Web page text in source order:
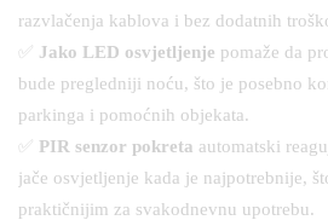
razvlačenja kablova i bez dodatnih
Jako LED osvjetljenje pomaže da
bude pregledniji noću, što je posebno
parkinga i pomoćnih objekata.
PIR senzor pokreta automatski
jače osvjetljenje kada je najpotrebnije,
praktičnijim za svakodnevnu upotrebu.